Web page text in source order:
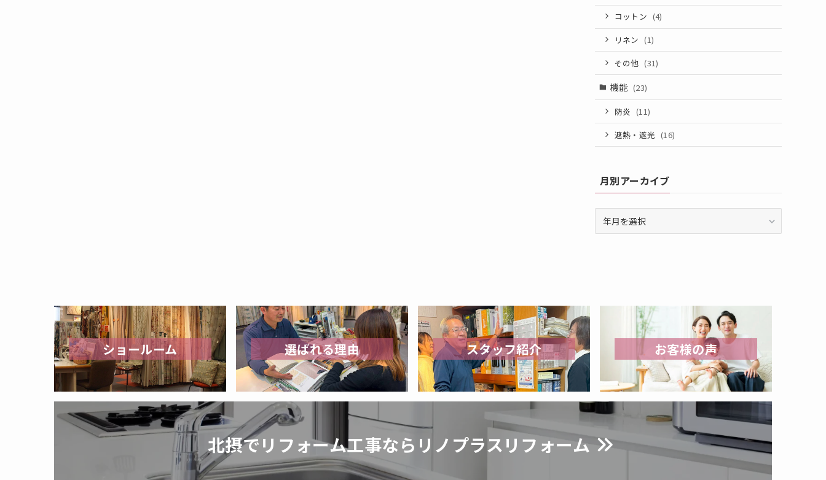
コットン (4)
リネン (1)
その他 (31)
機能 (23)
防炎 (11)
遮熱・遮光 (16)
月別アーカイブ
ショールーム 選ばれる理由 スタッフ紹介 お客様の声
北摂でリフォーム工事なら リノプラスリフォーム